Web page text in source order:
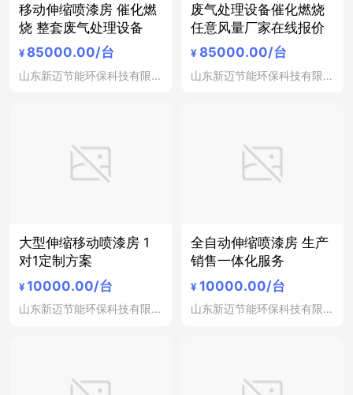
移动伸缩喷漆房 催化燃
烧 整套废气处理设备
¥ 85000.00/台
山东新迈节能环保科技有限公司
废气处理设备催化燃烧
任意风量厂家在线报价
¥ 85000.00/台
山东新迈节能环保科技有限公司
大型伸缩移动喷漆房 1
对1定制方案
¥ 10000.00/台
山东新迈节能环保科技有限公司
全自动伸缩喷漆房 生产
销售一体化服务
¥ 10000.00/台
山东新迈节能环保科技有限公司